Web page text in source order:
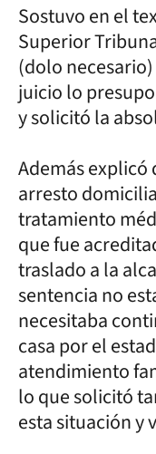
Sostuvo en el
Superior
(dolo
juicio lo
y solicitó la
Además
arresto
tratamiento
que fue
traslado a la
sentencia no
necesitaba
casa por el
atendimiento
lo que solicitó
esta situación y